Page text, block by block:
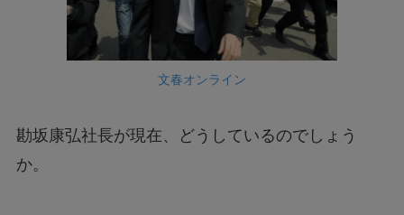
文春オンライン
勘坂康弘社長が現在、どうしているのでしょう
か。